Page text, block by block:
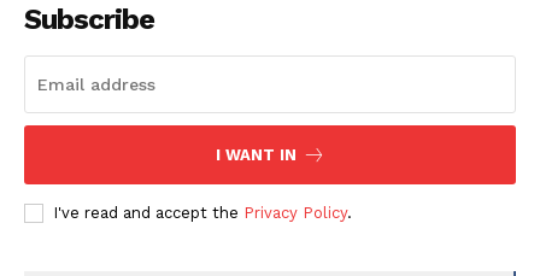
Subscribe
I WANT IN
I've read and accept the Privacy Policy.